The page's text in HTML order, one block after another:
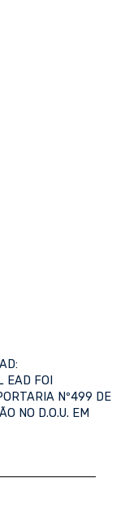
EAD FOI
Nº499 DE
NO D.O.U. EM